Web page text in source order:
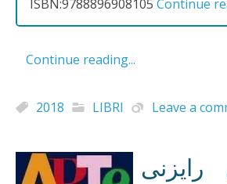
ISBN:9788896908105 Continue
Continue reading...
2018 LIBRI Leave a
رایزنی